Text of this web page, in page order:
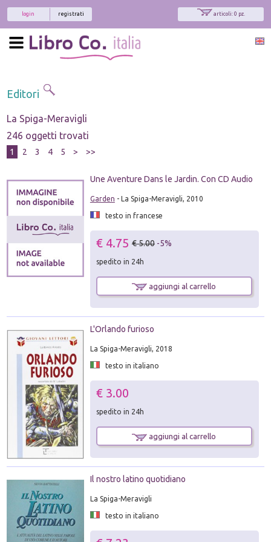
articoli: 0 pz.
registrati
login
Editori
La Spiga-Meravigli
246 oggetti trovati
1 2 3 4 5 > >>
Une Aventure Dans le Jardin. Con CD Audio
Garden - La Spiga-Meravigli, 2010
testo in francese
€ 4.75 € 5.00 -5%
spedito in 24h
aggiungi al carrello
L'Orlando furioso
La Spiga-Meravigli, 2018
testo in italiano
€ 3.00
spedito in 24h
aggiungi al carrello
Il nostro latino quotidiano
La Spiga-Meravigli
testo in italiano